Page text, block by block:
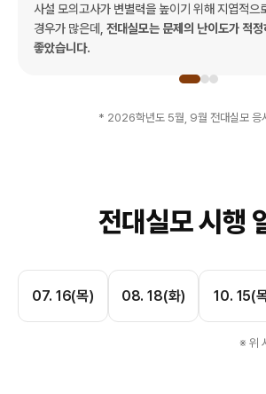
사설 모의고사가 변별력을 높이기 위해 지엽적으
경우가 많은데,전대실모는 문제의 난이도가 적
좋았습니다.
* 2026학년도 5월, 9월 전대실모 응
전대실모 시행
07. 16(목) 08. 18(화) 10. 15(
※ 위